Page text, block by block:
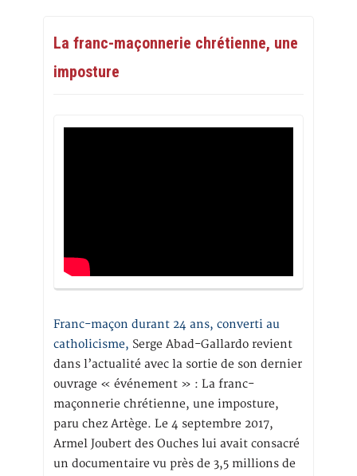
La franc-maçonnerie chrétienne, une
imposture
Franc-maçon durant 24 ans, converti au
catholicisme, Serge Abad-Gallardo revient
dans l’actualité avec la sortie de son dernier
ouvrage « événement » : La franc-
maçonnerie chrétienne, une imposture,
paru chez Artège. Le 4 septembre 2017,
Armel Joubert des Ouches lui avait consacré
un documentaire vu près de 3,5 millions de